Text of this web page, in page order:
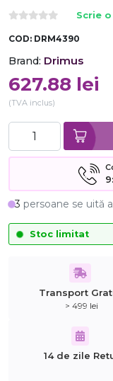
Scrie
COD: DRM4390
Brand: Drimus
627.88 lei
(TVA inclus)
3 persoane se uită
Stoc limitat
Transport
> 499 lei
14 de zile